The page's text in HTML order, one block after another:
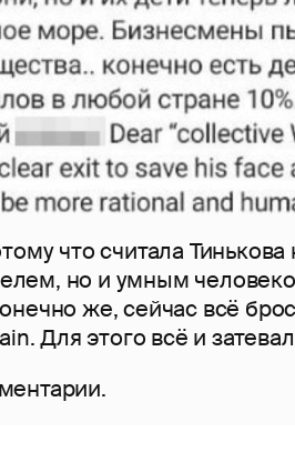
что считала Тинькова
но и умным
же, сейчас всё
Для этого всё и